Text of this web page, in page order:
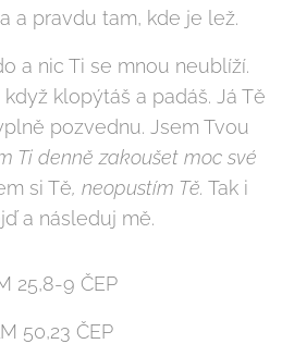
a pravdu tam, kde je lež.
a nic Ti se mnou neublíží.
klopýtáš a padáš. Já Tě
pozvednu. Jsem Tvou
Ti denně zakoušet moc své
si Tě, neopustím Tě. Tak i
a následuj mě.
25,8-9 ČEP
50,23 ČEP